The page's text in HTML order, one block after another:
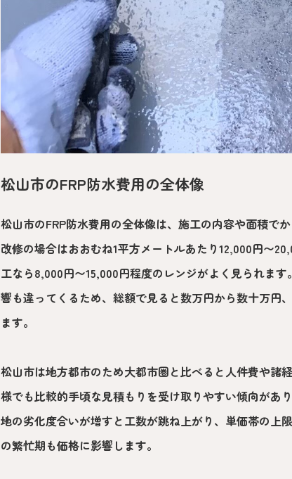
松山市のFRP防水費用の全体像
松山市のFRP防水費用の全体像は、施工の内容や面積で
改修の場合はおおむね1平方メートルあたり12,000円〜
工なら8,000円〜15,000円程度のレンジがよく見られま
響も違ってくるため、総額で見ると数万円から数十万円
ます。
松山市は地方都市のため大都市圏と比べると人件費や諸
様でも比較的手頃な見積もりを受け取りやすい傾向があ
地の劣化度合いが増すと工数が跳ね上がり、単価帯の上
の繁忙期も価格に影響します。